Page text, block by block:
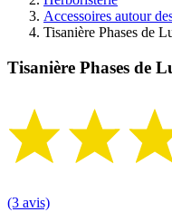
Accessoires autour
Tisanière Phases de
Tisanière Phases de
(3 avis)